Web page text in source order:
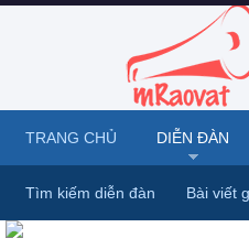
TRANG CHỦ DIỄN ĐÀN
Tìm kiếm diễn đàn Bài viết